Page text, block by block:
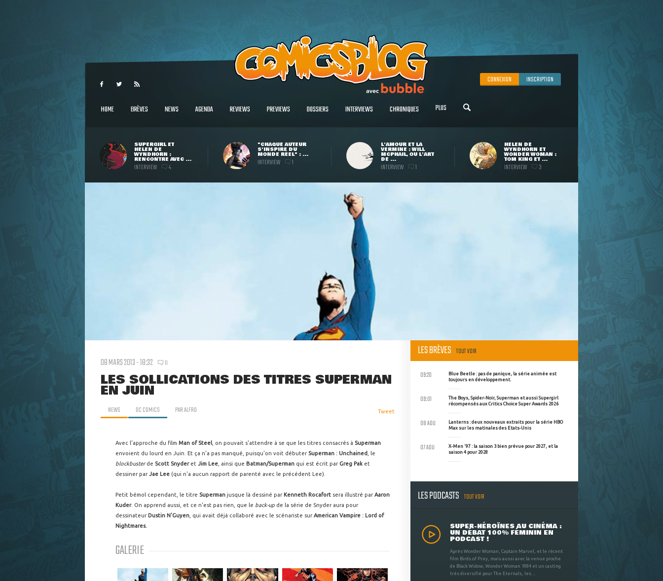
CONNEXION INSCRIPTION
HOME BRÈVES NEWS AGENDA REVIEWS PREVIEWS DOSSIERS INTERVIEWS CHRONIQUES PLUS
SUPERGIRL ET
HELEN DE
WYNDHORN :
RENCONTRE AVEC ...
INTERVIEW 4
"CHAQUE AUTEUR
S'INSPIRE DU
MONDE RÉEL" : ...
INTERVIEW 1
L'AMOUR ET LA
VERMINE : WILL
MCPHAIL, OU L'ART
DE ...
INTERVIEW 1
HELEN DE
WYNDHORN ET
WONDER WOMAN :
TOM KING ET ...
INTERVIEW 3
08 MARS 2013 - 18:32 11
LES SOLLICATIONS DES TITRES SUPERMAN
EN JUIN
NEWS DC COMICS PARALFRO Tweet
Avec l'approche du film Man of Steel , on pouvait s'attendre à se que les titres consacrés à Superman
envoient du lourd en Juin. Et ça n'a pas manqué, puisqu'on voit débuter Superman : Unchained
, le
blockbusterde Scott Snyder et Jim Lee , ainsi que Batman/Superman qui est écrit par Greg Pak et
dessiner parJae Lee (qui n'a aucun rapport de parenté avec le précédent Lee).
Petit bémol cependant, le titre Superman jusque là dessiné par Kenneth Rocafort sera illustré parAaron
Kuder. On apprend aussi, et ce n'est pas rien, que le back-up de la série de Snyder aura pour
dessinateurDustin N'Guyen , qui avait déjà collaboré avec le scénariste surAmerican Vampire : Lord of
Nightmares.
GALERIE
LES BRÈVES TOUT VOIR
Blue Beetle : pas de panique, la série animée est
toujours en développement.
09:20
The Boys, Spider-Noir, Superman et aussi Supergirl
récompensés aux Critics Choice Super Awards 2026
09:01
Lanterns : deux nouveaux extraits pour la série HBO
Max sur les matinales des Etats-Unis
08 AOU
X-Men '97 : la saison 3 bien prévue pour 2027, et la
saison 4 pour 2028
07 AOU
LES PODCASTS TOUT VOIR
SUPER-HÉROÏNES AU CINÉMA :
UN DÉBAT 100% FÉMININ EN
PODCAST !
Après Wonder Woman, Captain Marvel, et le récent
film Birds of Prey, mais aussi avec la venue proche
de Black Widow, Wonder Woman 1984 et un casting
très diversifié pour The Eternals, les ...